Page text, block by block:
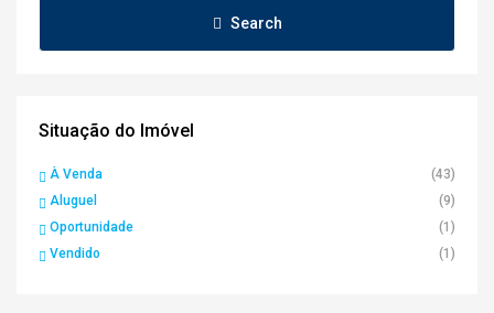
Search
Situação do Imóvel
À Venda
(43)
Aluguel
(9)
Oportunidade
(1)
Vendido
(1)